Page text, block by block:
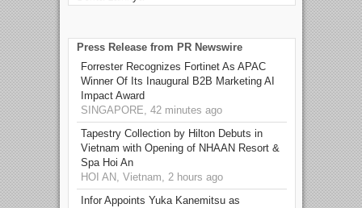
Press Release from PR Newswire
Forrester Recognizes Fortinet As APAC
Winner Of Its Inaugural B2B Marketing AI
Impact Award
SINGAPORE, 42 minutes ago
Tapestry Collection by Hilton Debuts in
Vietnam with Opening of NHAAN Resort &
Spa Hoi An
HOI AN, Vietnam, 2 hours ago
Infor Appoints Yuka Kanemitsu as